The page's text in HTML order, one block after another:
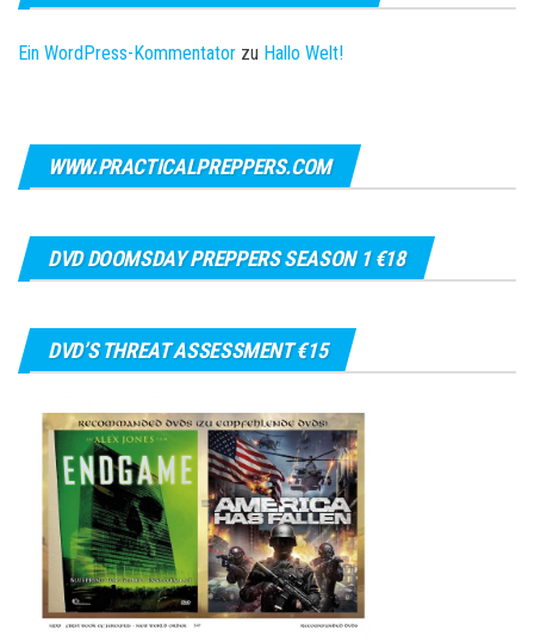
Ein WordPress-Kommentator zu Hallo Welt!
WWW.PRACTICALPREPPERS.COM
DVD DOOMSDAY PREPPERS SEASON 1 €18
DVD’S THREAT ASSESSMENT €15